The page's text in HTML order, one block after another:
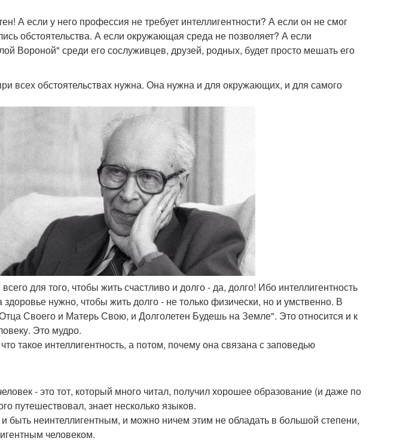
А если у него профессия не требует интеллигентности? А если он не смог
обстоятельства. А если окружающая среда не позволяет? А если
Вороной" среди его сослуживцев, друзей, родных, будет просто мешать его
всех обстоятельствах нужна. Она нужна и для окружающих, и для самого
для того, чтобы жить счастливо и долго - да, долго! Ибо интеллигентность
нужно, чтобы жить долго - не только физически, но и умственно. В
Своего и Матерь Свою, и Долголетен Будешь на Земле". Это относится и к
Это мудро.
такое интеллигентность, а потом, почему она связана с заповедью
- это тот, который много читал, получил хорошее образование (и даже по
путешествовал, знает несколько языков.
быть неинтеллигентным, и можно ничем этим не обладать в большой степени,
человеком.